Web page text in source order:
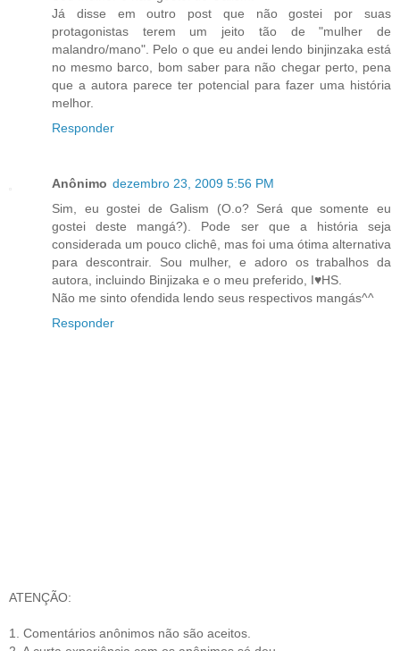
Já disse em outro post que não gostei por suas
protagonistas terem um jeito tão de "mulher de
malandro/mano". Pelo o que eu andei lendo binjinzaka está
no mesmo barco, bom saber para não chegar perto, pena
que a autora parece ter potencial para fazer uma história
melhor.
Responder
Anônimo dezembro 23, 2009 5:56 PM
Sim, eu gostei de Galism (O.o? Será que somente eu
gostei deste mangá?). Pode ser que a história seja
considerada um pouco clichê, mas foi uma ótima alternativa
para descontrair. Sou mulher, e adoro os trabalhos da
autora, incluindo Binjizaka e o meu preferido, I♥HS.
Não me sinto ofendida lendo seus respectivos mangás^^
Responder
ATENÇÃO:
1. Comentários anônimos não são aceitos.